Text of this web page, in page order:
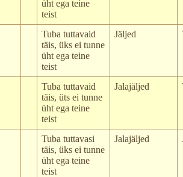
üht ega teine
teist
Tuba tuttavaid
täis, üks ei tunne
üht ega teine
teist
Jäljed
Tuba tuttavaid
täis, üts ei tunne
üht ega teine
teist
Jalajäljed
Tuba tuttavasi
täis, üks ei tunne
üht ega teine
teist
Jalajäljed